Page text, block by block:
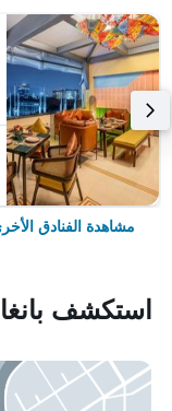
مشاهدة الفنادق
استكشف